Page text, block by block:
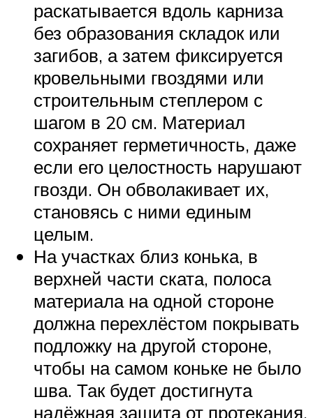
раскатывается вдоль карниза
без образования складок или
загибов, а затем фиксируется
кровельными гвоздями или
строительным степлером с
шагом в 20 см. Материал
сохраняет герметичность, даже
если его целостность нарушают
гвозди. Он обволакивает их,
становясь с ними единым
целым.
На участках близ конька, в
верхней части ската, полоса
материала на одной стороне
должна перехлёстом покрывать
подложку на другой стороне,
чтобы на самом коньке не было
шва. Так будет достигнута
надёжная защита от протекания.